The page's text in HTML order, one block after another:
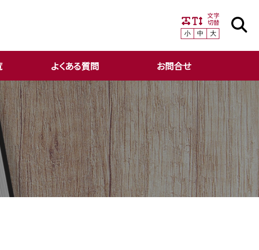
文字
切替
小 中 大
よくある質問 お問合せ